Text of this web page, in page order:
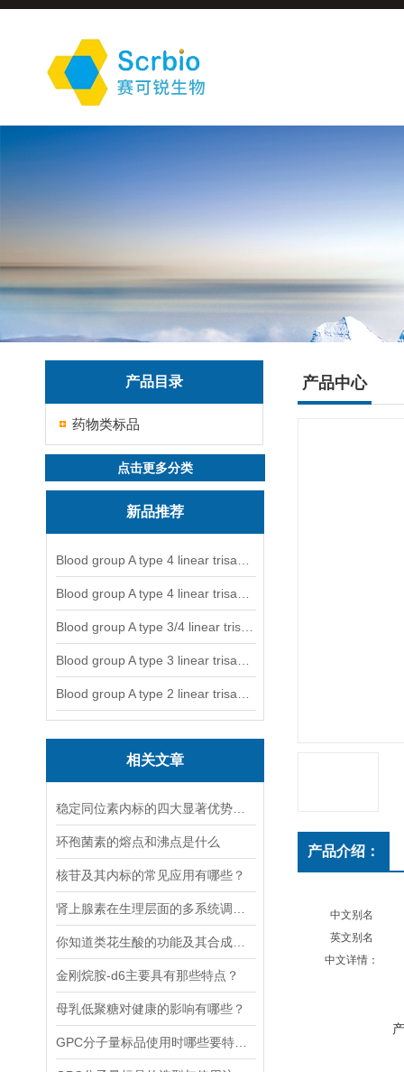
产品目录
药物类标品
点击更多分类
新品推荐
相关文章
环孢菌素的熔点和沸点是什么
核苷及其内标的常见应用有哪些？
金刚烷胺-d6主要具有那些特点？
母乳低聚糖对健康的影响有哪些？
产品中心
产品介绍：
中文别名
英文别名
中文详情：